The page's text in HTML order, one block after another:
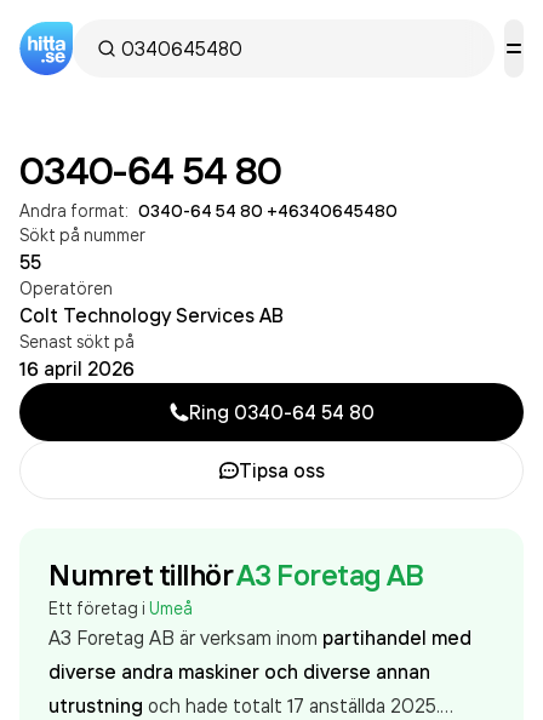
0340-64 54 80
Andra format: 0340-64 54 80 +46340645480
Sökt på nummer
55
Operatören
Colt Technology Services AB
Senast sökt på
16 april 2026
Ring 0340-64 54 80
Tipsa oss
Numret tillhörA3 Foretag AB
Ett företag i Umeå
A3 Foretag AB är verksam inom partihandel med
diverse andra maskiner och diverse annan
utrustning och hade totalt 17 anställda 2025.